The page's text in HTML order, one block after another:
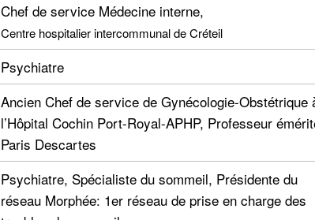
Chef de service Médecine interne,
Centre hospitalier intercommunal de Créteil
Psychiatre
Ancien Chef de service de Gynécologie-Obstétrique
l’Hôpital Cochin Port-Royal-APHP, Professeur
Paris Descartes
Psychiatre, Spécialiste du sommeil, Présidente du
réseau Morphée: 1er réseau de prise en charge des